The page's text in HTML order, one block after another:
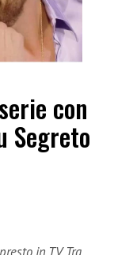
con
Segreto